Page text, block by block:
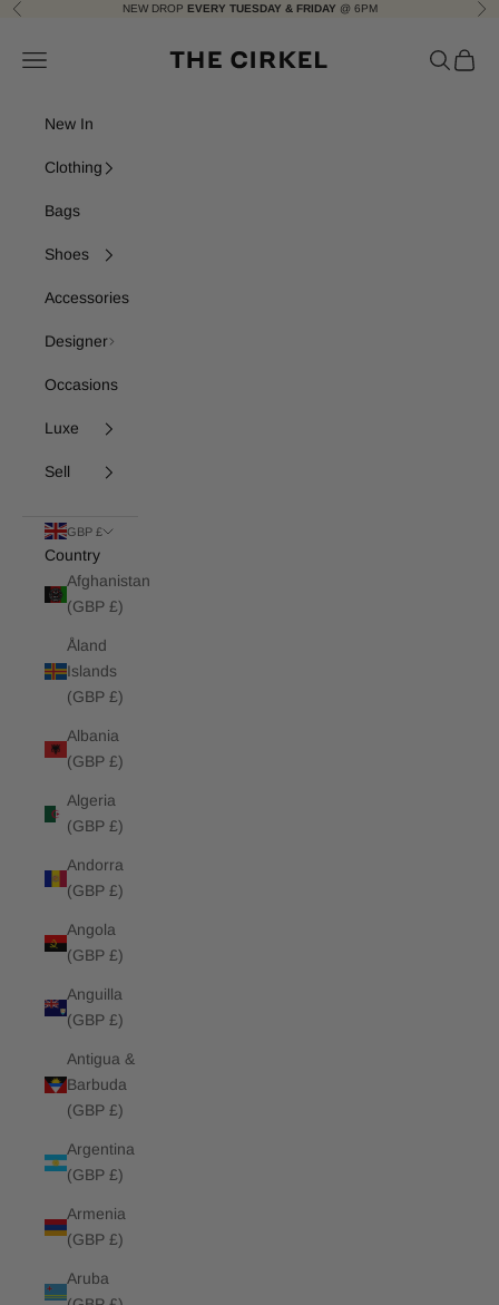
Skip to content
Previous NEW DROP EVERY TUESDAY & FRIDAY @ 6PM
Navigation menu Search
Cart
New In
Clothing
Bags
Shoes
Accessories
Designer
Occasions
Luxe
Sell
GBP £
Country
Afghanistan
(GBP £)
Åland
Islands
(GBP £)
Albania
(GBP £)
Algeria
(GBP £)
Andorra
(GBP £)
Angola
(GBP £)
Anguilla
(GBP £)
Antigua &
Barbuda
(GBP £)
Argentina
(GBP £)
Armenia
(GBP £)
Aruba